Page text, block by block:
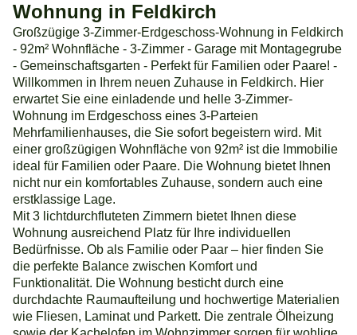
Wohnung in Feldkirch
Großzügige 3-Zimmer-Erdgeschoss-Wohnung in Feldkirch
- 92m² Wohnfläche - 3-Zimmer - Garage mit Montagegrube
- Gemeinschaftsgarten - Perfekt für Familien oder Paare! -
Willkommen in Ihrem neuen Zuhause in Feldkirch. Hier
erwartet Sie eine einladende und helle 3-Zimmer-
Wohnung im Erdgeschoss eines 3-Parteien
Mehrfamilienhauses, die Sie sofort begeistern wird. Mit
einer großzügigen Wohnfläche von 92m² ist die Immobilie
ideal für Familien oder Paare. Die Wohnung bietet Ihnen
nicht nur ein komfortables Zuhause, sondern auch eine
erstklassige Lage.
Mit 3 lichtdurchfluteten Zimmern bietet Ihnen diese
Wohnung ausreichend Platz für Ihre individuellen
Bedürfnisse. Ob als Familie oder Paar – hier finden Sie
die perfekte Balance zwischen Komfort und
Funktionalität. Die Wohnung besticht durch eine
durchdachte Raumaufteilung und hochwertige Materialien
wie Fliesen, Laminat und Parkett. Die zentrale Ölheizung